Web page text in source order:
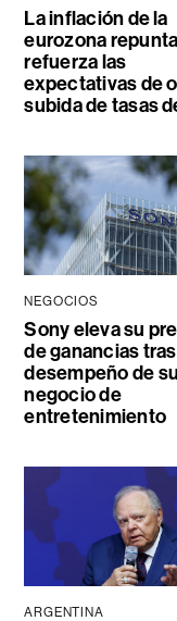
La inflación de la
eurozona
refuerza las
expectativas de
subida de tasas
NEGOCIOS
Sony eleva su
de ganancias
desempeño de su
negocio de
entretenimiento
ARGENTINA